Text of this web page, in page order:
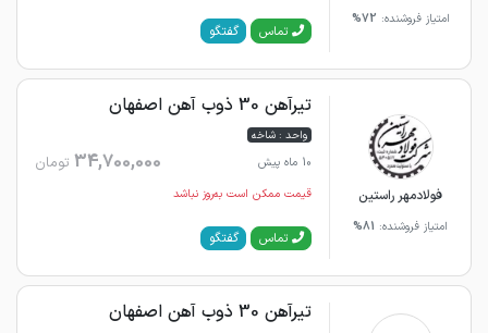
امتیاز فروشنده: 72%
تماس گفتگو
فولادمهر راستین
امتیاز فروشنده: 81%
تیرآهن 30 ذوب آهن اصفهان
واحد : شاخه
10 ماه پیش
34,700,000 تومان
قیمت ممکن است به‌روز نباشد
تماس گفتگو
تیرآهن 30 ذوب آهن اصفهان